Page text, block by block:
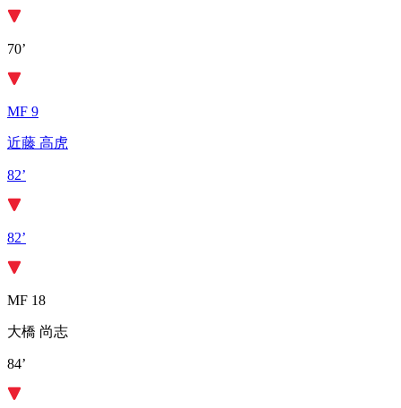
70’
MF 9
近藤 高虎
82’
82’
MF 18
大橋 尚志
84’